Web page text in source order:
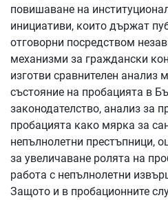
повишаване на
инициативи, които държат
отговорни посредством
механизми за граждански
изготви сравнителен анализ
състояние на пробацията в
законодателство, анализ за
пробацията како мярка за
непълнолетни престъпници,
за увеличаване ролята на
работа с непълнолетни
Защото и в пробационните